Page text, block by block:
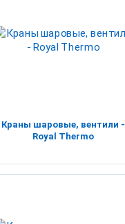
Краны шаровые, вентили -
Royal Thermo